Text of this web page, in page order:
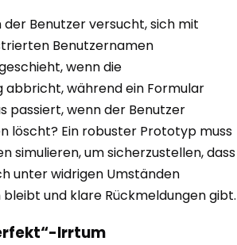
der Benutzer versucht, sich mit
Benutzernamen
wenn die
während ein Formular
passiert, wenn der Benutzer
löscht? Ein robuster Prototyp muss
simulieren, um sicherzustellen, dass
unter widrigen Umständen
und klare Rückmeldungen gibt.
Irrtum